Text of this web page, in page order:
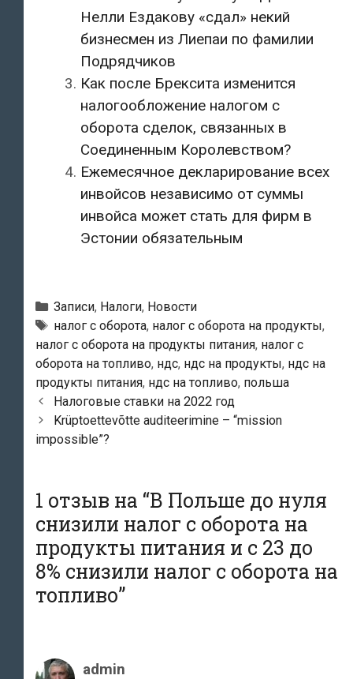
Нелли Ездакову «сдал» некий
бизнесмен из Лиепаи по фамилии
Подрядчиков
Как после Брексита изменится
налогообложение налогом с
оборота сделок, связанных в
Соединенным Королевством?
Ежемесячное декларирование всех
инвойсов независимо от суммы
инвойса может стать для фирм в
Эстонии обязательным
Рубрики
Записи, Налоги, Новости
Метки
налог с оборота, налог с оборота на продукты,
налог с оборота на продукты питания, налог с
оборота на топливо, ндс, ндс на продукты, ндс на
продукты питания, ндс на топливо, польша
Навигация
по
записям
Налоговые ставки на 2022 год
Krüptoettevõtte auditeerimine – “mission
impossible”?
1 отзыв на “В Польше до нуля
снизили налог с оборота на
продукты питания и с 23 до
8% снизили налог с оборота на
топливо”
admin